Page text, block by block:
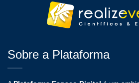
Sobre a Plataforma